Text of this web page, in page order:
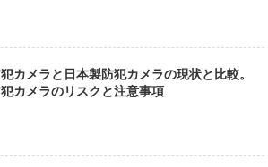
カメラと日本製防犯カメラの現状と比較。
カメラのリスクと注意事項